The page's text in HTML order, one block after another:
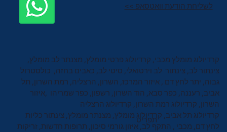
לשליחת הודעת וואטסאפ >>
קרדיולוג מומלץ מכבי, קרדיולוג פרטי מומלץ, מצנתר לב מומלץ,
צינתור לב, צינתור לב וירטואלי, סיטי לב, כאבים בחזה, כולסטרול
גבוה, יתר לחץ דם , איזור המרכז, השרון, הרצליה, רמת השרון, תל
אביב, רעננה, כפר סבא, הוד השרון, רשפון, כפר שמריהו ,איזור
השרון, קרדיולוג רמת השרון, קרדיולוג הרצליה
קרדיולוג תל אביב, קרדיולוג מומלץ, מצנתר מומלץ, צינתור כליות
לחץ דם, מכבי , התקף לב, איזון גורמי סיכון, תרופות חדשות, זריקות
תפריט